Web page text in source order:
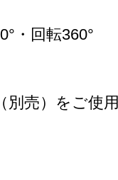
・回転360°
別売）をご使